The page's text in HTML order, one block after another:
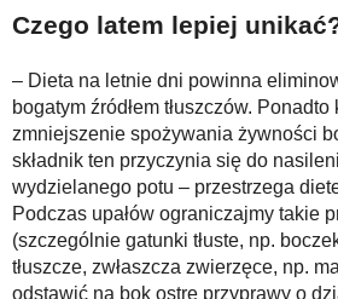
Czego latem lepiej
– Dieta na letnie dni powinna
bogatym źródłem tłuszczów.
zmniejszenie spożywania żywności
składnik ten przyczynia się do
wydzielanego potu – przestrzega
Podczas upałów ograniczajmy takie
(szczególnie gatunki tłuste, np.
tłuszcze, zwłaszcza zwierzęce, np.
odstawić na bok ostre przyprawy o